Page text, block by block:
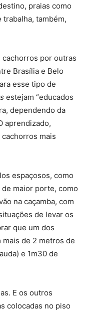
praias como
trabalha, também,
por outras
Brasília e Belo
esse tipo de
estejam “educados
dependendo da
aprendizado,
mais
espaçosos, como
de maior porte, como
na caçamba, com
de levar os
que um dos
mais de 2 metros de
e 1m30 de
E os outros
colocadas no piso